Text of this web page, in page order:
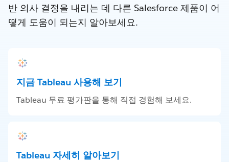
반 의사 결정을 내리는 데 다른 Salesforce 제품이 어
떻게 도움이 되는지 알아보세요.
지금 Tableau 사용해 보기
Tableau 무료 평가판을 통해 직접 경험해 보세요.
Tableau 자세히 알아보기